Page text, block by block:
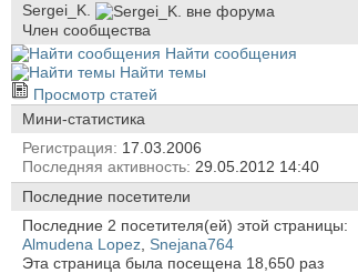
Sergei_K.
Член сообщества
Найти сообщения
Найти темы
Просмотр статей
Мини-статистика
Регистрация
17.03.2006
Последняя активность 29.05.2012 14:40
Последние посетители
Последние 2 посетителя(ей) этой страницы:
Almudena Lopez Snejana764
Эта страница была посещена 18,650 раз